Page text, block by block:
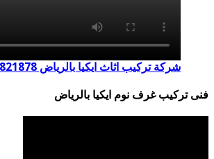
شركة تركيب اثاث ايكيا بالرياض 0506821878
فنى تركيب غرف نوم ايكيا بالرياض